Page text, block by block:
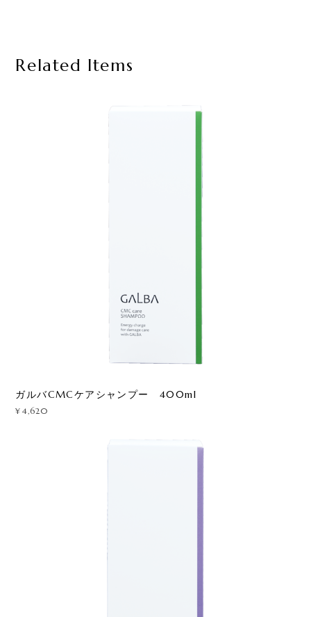
Related Items
ガルバCMCケアシャンプー 400ml
¥4,620